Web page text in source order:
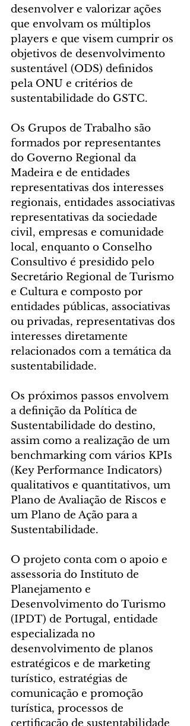
desenvolver e valorizar ações
que envolvam os múltiplos
players e que visem cumprir os
objetivos de desenvolvimento
sustentável (ODS) definidos
pela ONU e critérios de
sustentabilidade do GSTC.
Os Grupos de Trabalho são
formados por representantes
do Governo Regional da
Madeira e de entidades
representativas dos interesses
regionais, entidades associativas
representativas da sociedade
civil, empresas e comunidade
local, enquanto o Conselho
Consultivo é presidido pelo
Secretário Regional de Turismo
e Cultura e composto por
entidades públicas, associativas
ou privadas, representativas dos
interesses diretamente
relacionados com a temática da
sustentabilidade.
Os próximos passos envolvem
a definição da Política de
Sustentabilidade do destino,
assim como a realização de um
benchmarking com vários KPIs
(Key Performance Indicators)
qualitativos e quantitativos, um
Plano de Avaliação de Riscos e
um Plano de Ação para a
Sustentabilidade.
O projeto conta com o apoio e
assessoria do Instituto de
Planejamento e
Desenvolvimento do Turismo
(IPDT) de Portugal, entidade
especializada no
desenvolvimento de planos
estratégicos e de marketing
turístico, estratégias de
comunicação e promoção
turística, processos de